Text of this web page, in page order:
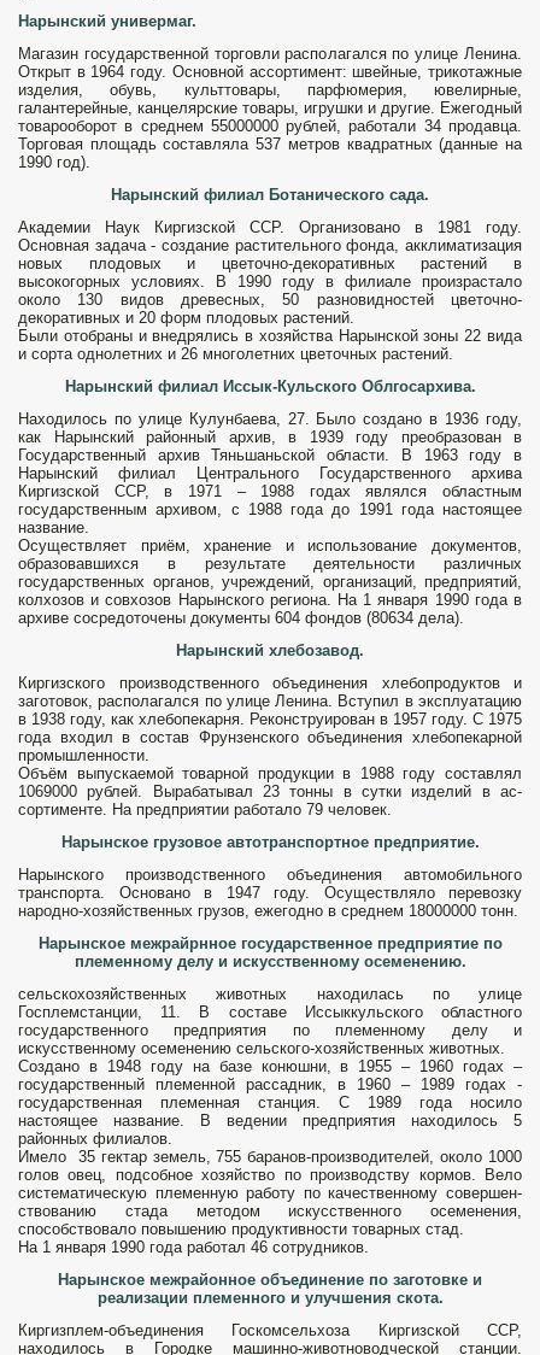
Нарынский универмаг.
Магазин государственной торговли располагался по улице Ленина.
От­крыт в 1964 году. Основной ассортимент: швей­ные, трикотажные
изделия, обувь, культтовары, парфюмерия, ювелирные,
галантерейные, канцелярские товары, игрушки и другие. Ежегодный
товарооборот в среднем 55000000 рублей, работали 34 продавца.
Торго­вая площадь составляла 537 метров квадратных (данные на
1990 год).
Нарынский филиал Ботанического сада.
Академии Наук Киргизской ССР. Организовано в 1981 году.
Основная зада­ча - создание растительного фонда, акклиматизация
новых плодовых и цветочно-декоративных растений в
высокогорных условиях. В 1990 году в филиале произраста­ло
около 130 видов древесных, 50 разно­видностей цветочно-
декоративных и 20 форм плодовых растений.
Были отобраны и вне­дрялись в хозяйства Нарынской зоны 22 вида
и сорта однолетних и 26 много­летних цветочных растений.
Нарынский филиал Иссык-Кульского Облгосархива.
Находилось по улице Кулунбаева, 27. Было создано в 1936 году,
как Нарынский районный архив, в 1939 году преобразован в
Государственный архив Тяньшаньской области. В 1963 году в
Нарынский филиал Центрального Государственного архива
Киргизской ССР, в 1971 – 1988 годах являлся областным
государственным архивом, с 1988 года до 1991 года настоящее
название.
Осуществляет приём, хра­нение и использование документов,
образовавшихся в результате деятель­ности различных
государственных органов, учреж­дений, организаций, предприятий,
колхозов и совхозов Нарынского региона. На 1 января 1990 года в
архиве сосредоточены доку­менты 604 фондов (80634 дела).
Нарынский хлебозавод.
Киргизского производственного объединения хлебопродуктов и
заготовок, располагался по улице Ленина. Всту­пил в эксплуатацию
в 1938 году, как хлебо­пекарня. Реконструирован в 1957 году. С 1975
года входил в состав Фрунзенского объединения хлебопекарной
промышленности.
Объём выпускаемой товарной продук­ции в 1988 году составлял
1069000 рублей. Вырабатывал 23 тонны в сутки изделий в ас­
сортименте. На предприятии работало 79 человек.
Нарынское грузовое автотранспортное предприятие.
Нарынского производственного объединения автомобильного
транспорта. Основано в 1947 году. Осуществляло перевозку
народно-хозяйственных гру­зов, ежегодно в среднем 18000000 тонн.
Нарынское межрайрнное государственное предприятие по
племен­ному делу и искусственному осеменению.
сельскохозяйственных животных находилась по улице
Госплемстанции, 11. В составе Иссыккульского областного
государственного предприятия по племенному делу и
искусственному осеменению сельского-хозяйственных жи­вотных.
Создано в 1948 году на базе конюшни, в 1955 – 1960 годах –
государственный племенной рассадник, в 1960 – 1989 годах -
государственная племенная станция. С 1989 года носило
настоящее название. В ведении пред­приятия находилось 5
районных филиалов.
Имело 35 гектар земель, 755 баранов-производителей, около 1000
голов овец, подсобное хозяйство по производству кормов. Вело
систематическую пле­менную работу по качественному совершен­
ствованию стада методом искусственного осеменения,
способствовало повышению продуктивности товарных стад.
На 1 января 1990 года работал 46 сотрудников.
Нарынское межрайонное объединение по заготовке и
реализации племенного и улучшения скота.
Киргизплем-объединения Госкомсельхоза Киргизской ССР,
находилось в Городке машинно-животно­водческой станции.